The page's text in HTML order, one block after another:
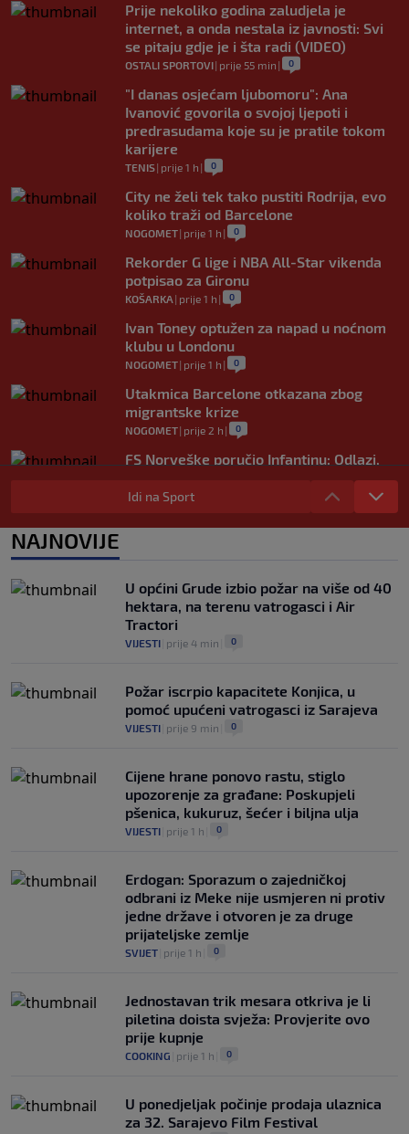
Prije nekoliko godina zaludjela je
internet, a onda nestala iz javnosti: Svi
se pitaju gdje je i šta radi (VIDEO)
OSTALI SPORTOVI| prije 55 min | 0
"I danas osjećam ljubomoru": Ana
Ivanović govorila o svojoj ljepoti i
predrasudama koje su je pratile tokom
karijere
TENIS| prije 1 h | 0
City ne želi tek tako pustiti Rodrija, evo
koliko traži od Barcelone
NOGOMET| prije 1 h | 0
Rekorder G lige i NBA All-Star vikenda
potpisao za Gironu
KOŠARKA | prije 1 h | 0
Ivan Toney optužen za napad u noćnom
klubu u Londonu
NOGOMET| prije 1 h | 0
Utakmica Barcelone otkazana zbog
migrantske krize
NOGOMET| prije 2 h | 0
FS Norveške poručio Infantinu: Odlazi,
NOGOMET|prije 2 h
Bila je sportska zvijezda, a onda otišla u
OSTALI SPORTOVI
Idi na Sport
NAJNOVIJE
U općini Grude izbio požar na više od 40
hektara, na terenu vatrogasci i Air
Tractori
VIJESTI prije 4 min 0
Požar iscrpio kapacitete Konjica, u
pomoć upućeni vatrogasci iz Sarajeva
VIJESTI prije 9 min 0
Cijene hrane ponovo rastu, stiglo
upozorenje za građane: Poskupjeli
pšenica, kukuruz, šećer i biljna ulja
VIJESTI prije 1 h 0
Erdogan: Sporazum o zajedničkoj
odbrani iz Meke nije usmjeren ni protiv
jedne države i otvoren je za druge
prijateljske zemlje
SVIJET prije 1 h 0
Jednostavan trik mesara otkriva je li
piletina doista svježa: Provjerite ovo
prije kupnje
COOKING prije 1 h 0
U ponedjeljak počinje prodaja ulaznica
za 32. Sarajevo Film Festival